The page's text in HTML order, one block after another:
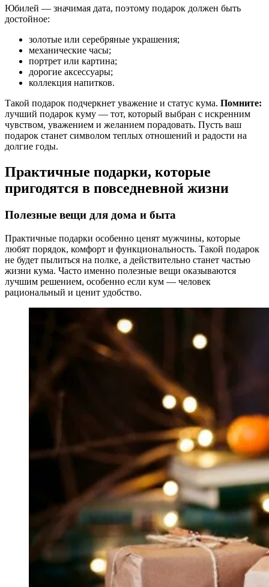
Юбилей — значимая дата, поэтому подарок должен быть
достойное:
золотые или серебряные украшения;
механические часы;
портрет или картина;
дорогие аксессуары;
коллекция напитков.
Такой подарок подчеркнет уважение и статус кума. Помните:
лучший подарок куму — тот, который выбран с искренним
чувством, уважением и желанием порадовать. Пусть ваш
подарок станет символом теплых отношений и радости на
долгие годы.
Практичные подарки, которые
пригодятся в повседневной жизни
Полезные вещи для дома и быта
Практичные подарки особенно ценят мужчины, которые
любят порядок, комфорт и функциональность. Такой подарок
не будет пылиться на полке, а действительно станет частью
жизни кума. Часто именно полезные вещи оказываются
лучшим решением, особенно если кум — человек
рациональный и ценит удобство.